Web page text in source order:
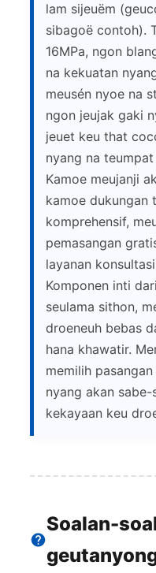
lam sijeuëm
sibagoë contoh).
16MPa, ngon
na kekuatan
meusén nyoe na
ngon jeujak gaki
jeuet keu that
nyang na
Kamoe meujanji
kamoe dukungan
komprehensif,
pemasangan
layanan
Komponen inti
seulama sithon,
droeneuh bebas
hana khawatir.
memilih
nyang akan
kekayaan keu
Soalan-